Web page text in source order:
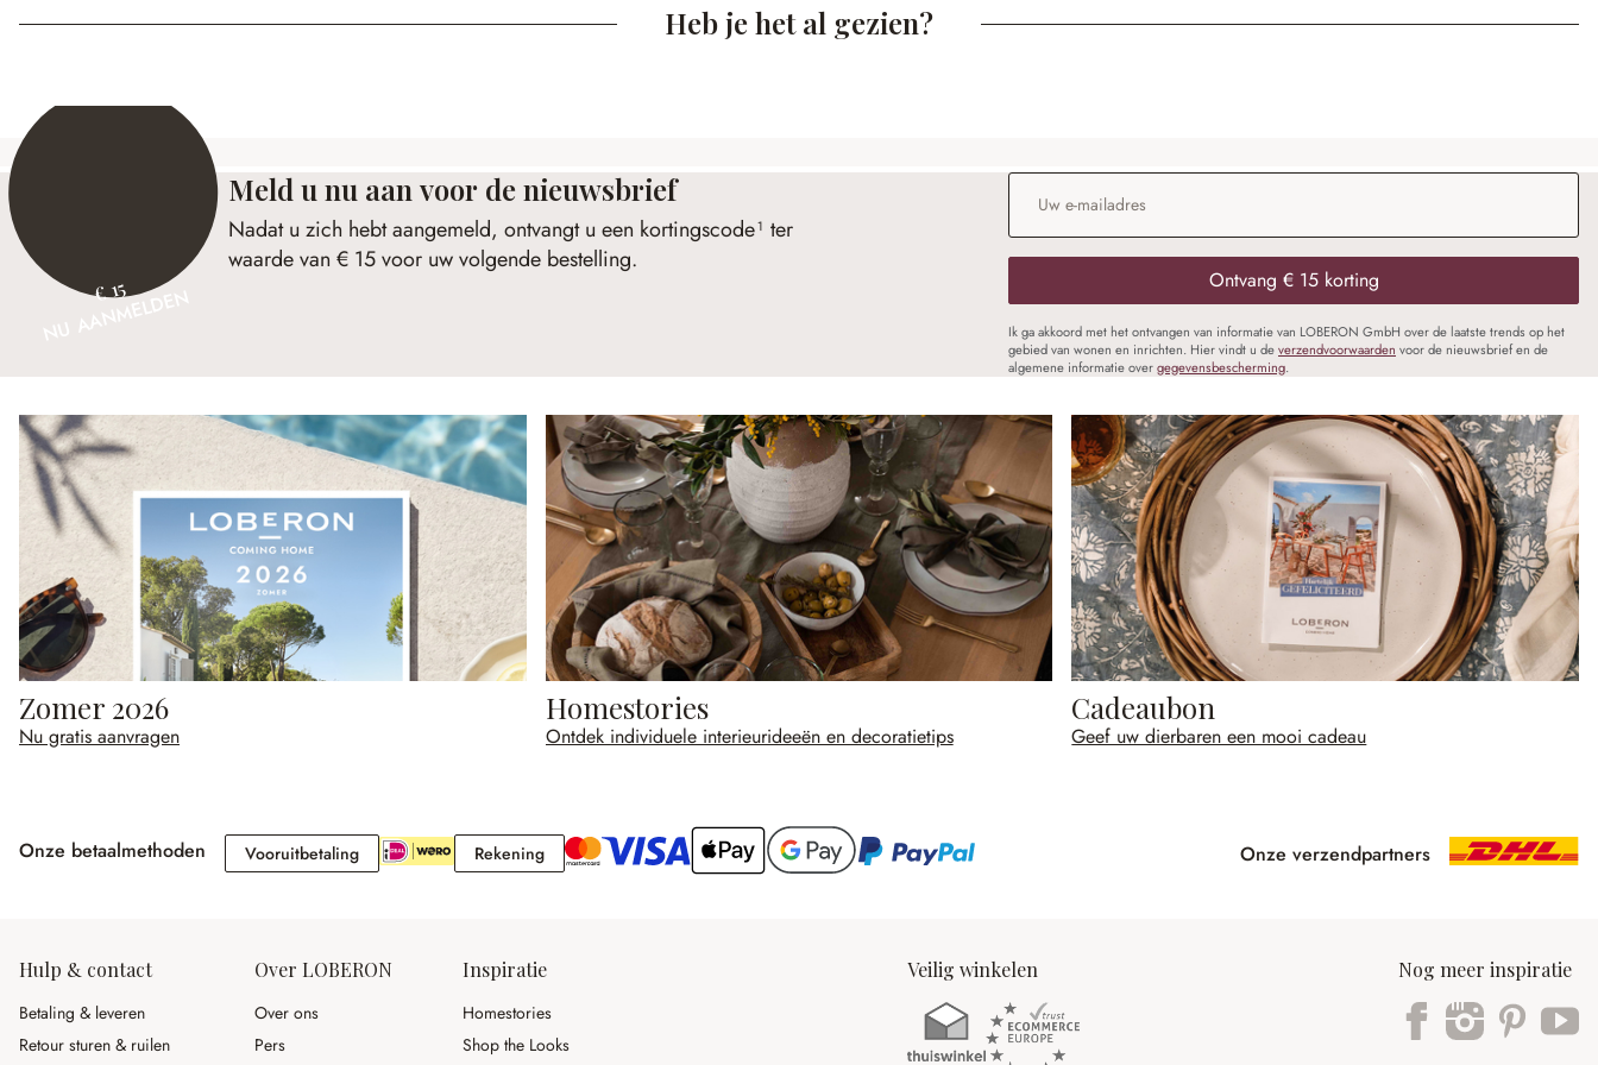
Heb je het al gezien?
€ 15
NU AANMELDEN
Meld u nu aan voor de nieuwsbrief
Nadat u zich hebt aangemeld, ontvangt u een kortingscode¹ ter
waarde van € 15 voor uw volgende bestelling.
E-mailadres
Ontvang € 15 korting
Ik ga akkoord met het ontvangen van informatie van LOBERON GmbH over de laatste trends op het
gebied van wonen en inrichten. Hier vindt u deverzendvoorwaarden voor de nieuwsbrief en de
algemene informatie overgegevensbescherming.
Zomer 2026
Nu gratis aanvragen
Homestories
Ontdek individuele interieurideeën en decoratietips
Cadeaubon
Geef uw dierbaren een mooi cadeau
Onze betaalmethoden VooruitbetalingVooruitbetaling RekeningRekening Onze verzendpartners
Hulp & contact
Betaling & leveren
Retour sturen & ruilen
Over LOBERON
Over ons
Pers
Inspiratie
Homestories
Shop the Looks
Veilig winkelen Nog meer inspiratie